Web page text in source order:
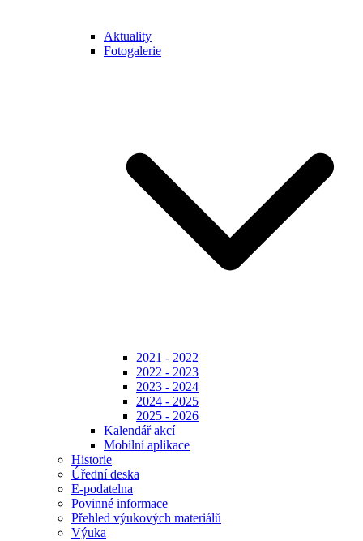
Aktuality
Fotogalerie
2021 - 2022
2022 - 2023
2023 - 2024
2024 - 2025
2025 - 2026
Kalendář akcí
Mobilní aplikace
Historie
Úřední deska
E-podatelna
Povinné informace
Přehled výukových materiálů
Výuka